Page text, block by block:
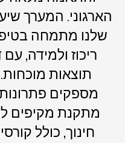
הארגוני. המערך
שלנו מתמחה
ריכוז ולמידה,
תוצאות מוכחות.
מספקים
מתקנת מקיפים
חינוך, כולל